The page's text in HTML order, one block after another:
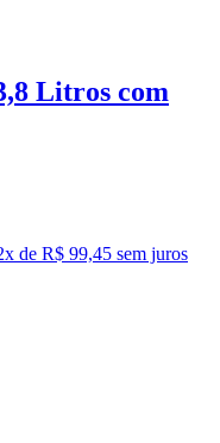
Litros com
x de R$ 99,45 sem juros